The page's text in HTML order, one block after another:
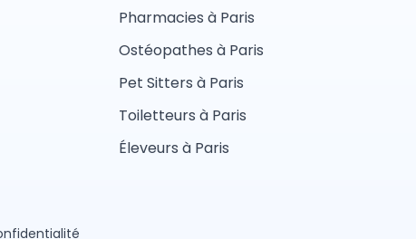
Pharmacies à Paris
Ostéopathes à Paris
Pet Sitters à Paris
Toiletteurs à Paris
Éleveurs à Paris